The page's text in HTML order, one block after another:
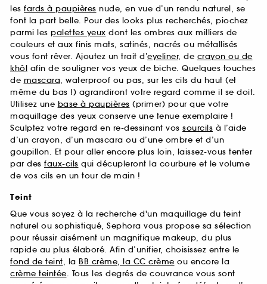
les fards à paupières nude, en vue d’un rendu naturel, se
font la part belle. Pour des looks plus recherchés, piochez
parmi les palettes yeux dont les ombres aux milliers de
couleurs et aux finis mats, satinés, nacrés ou métallisés
vous font rêver. Ajoutez un trait d’eyeliner, de crayon ou de
khôl afin de souligner vos yeux de biche. Quelques touches
de mascara, waterproof ou pas, sur les cils du haut (et
même du bas !) agrandiront votre regard comme il se doit.
Utilisez une base à paupières (primer) pour que votre
maquillage des yeux conserve une tenue exemplaire !
Sculptez votre regard en re-dessinant vos sourcils à l’aide
d’un crayon, d’un mascara ou d’une ombre et d’un
goupillon. Et pour aller encore plus loin, laissez-vous tenter
par des faux-cils qui décupleront la courbure et le volume
de vos cils en un tour de main !
Teint
Que vous soyez à la recherche d'un maquillage du teint
naturel ou sophistiqué, Sephora vous propose sa sélection
pour réussir aisément un magnifique makeup, du plus
rapide au plus élaboré. Afin d’unifier, choisissez entre le
fond de teint, la BB crème, la CC crème ou encore la
crème teintée. Tous les degrés de couvrance vous sont